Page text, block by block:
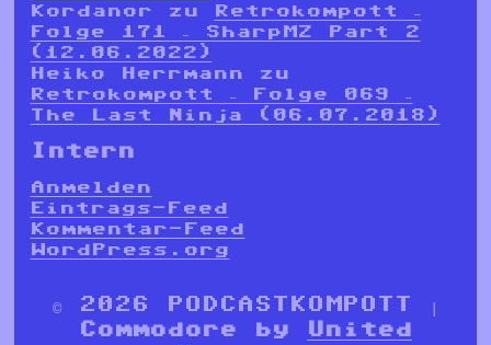
Kordanor zu
Retrokompott –
Folge 171 – SharpMZ Part 2
(12.06.2022)
Heiko Herrmann zu
Retrokompott – Folge 069 –
The Last Ninja (06.07.2018)
Intern
Anmelden
Eintrags-Feed
Kommentar-Feed
WordPress.org
© 2026 PODCASTKOMPOTT |
Commodore by
United